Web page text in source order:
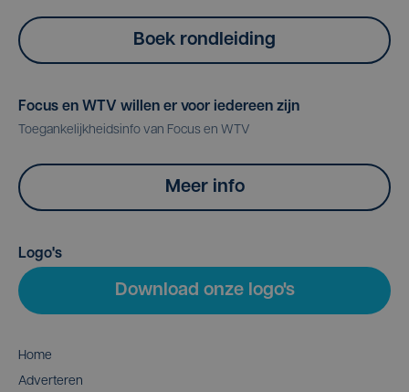
Boek rondleiding
Focus en WTV willen er voor iedereen zijn
Toegankelijkheidsinfo van Focus en WTV
Meer info
Logo's
Download onze logo's
Home
Adverteren